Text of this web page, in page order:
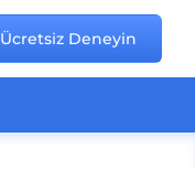
Ücretsiz Deneyin